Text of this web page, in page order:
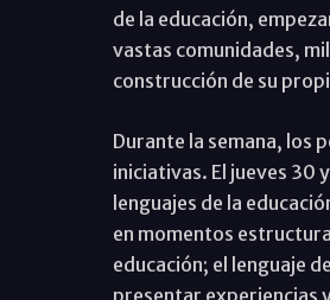
de la educación,
vastas comunidades,
construcción de su
Durante la semana, los
iniciativas. El jueves 30
lenguajes de la
en momentos
educación; el lenguaje
presentar experiencias